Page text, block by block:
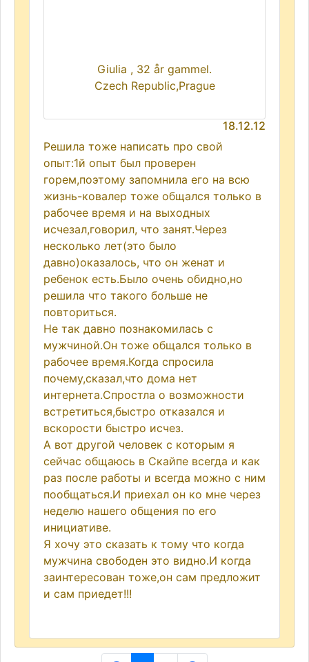
Giulia , 32 år gammel.
Czech Republic,Prague
18.12.12
Решила тоже написать про свой
опыт:1й опыт был проверен
горем,поэтому запомнила его на всю
жизнь-ковалер тоже общался только в
рабочее время и на выходных
исчезал,говорил, что занят.Через
несколько лет(это было
давно)оказалось, что он женат и
ребенок есть.Было очень обидно,но
решила что такого больше не
повториться.
Не так давно познакомилась с
мужчиной.Он тоже общался только в
рабочее время.Когда спросила
почему,сказал,что дома нет
интернета.Спростла о возможности
встретиться,быстро отказался и
вскорости быстро исчез.
А вот другой человек с которым я
сейчас общаюсь в Скайпе всегда и как
раз после работы и всегда можно с ним
пообщаться.И приехал он ко мне через
неделю нашего общения по его
инициативе.
Я хочу это сказать к тому что когда
мужчина свободен это видно.И когда
заинтересован тоже,он сам предложит
и сам приедет!!!